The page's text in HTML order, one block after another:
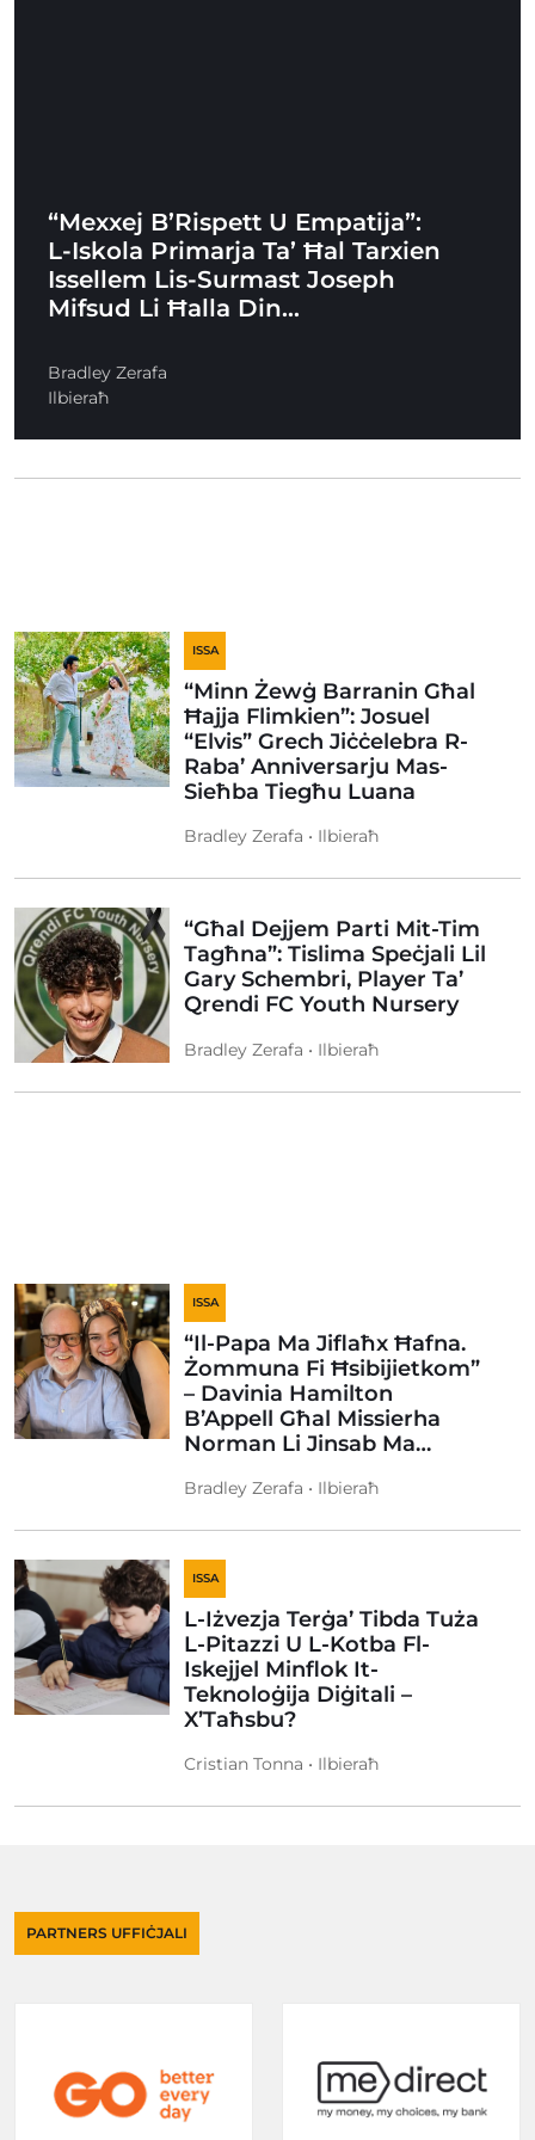
“Mexxej B’Rispett U Empatija”:
L-Iskola Primarja Ta’ Ħal Tarxien
Issellem Lis-Surmast Joseph
Mifsud Li Ħalla Din…
Bradley Zerafa
Ilbieraħ
ISSA
“Minn Żewġ Barranin Għal
Ħajja Flimkien”: Josuel
“Elvis” Grech Jiċċelebra R-
Raba’ Anniversarju Mas-
Sieħba Tiegħu Luana
Bradley Zerafa • Ilbieraħ
“Għal Dejjem Parti Mit-Tim
Tagħna”: Tislima Speċjali Lil
Gary Schembri, Player Ta’
Qrendi FC Youth Nursery
Bradley Zerafa • Ilbieraħ
ISSA
“Il-Papa Ma Jiflaħx Ħafna.
Żommuna Fi Ħsibijietkom”
– Davinia Hamilton
B’Appell Għal Missierha
Norman Li Jinsab Ma…
Bradley Zerafa • Ilbieraħ
ISSA
L-Iżvezja Terġa’ Tibda Tuża
L-Pitazzi U L-Kotba Fl-
Iskejjel Minflok It-
Teknoloġija Diġitali –
X’Taħsbu?
Cristian Tonna • Ilbieraħ
PARTNERS UFFIĊJALI